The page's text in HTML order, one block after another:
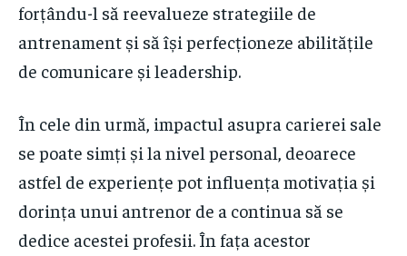
forțându-l să reevalueze strategiile de
antrenament și să își perfecționeze abilitățile
de comunicare și leadership.
În cele din urmă, impactul asupra carierei sale
se poate simți și la nivel personal, deoarece
astfel de experiențe pot influența motivația și
dorința unui antrenor de a continua să se
dedice acestei profesii. În fața acestor